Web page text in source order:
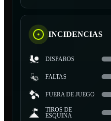
INCIDENCIAS
DISPAROS
FALTAS
FUERA DE JUEGO
TIROS DE
ESQUINA